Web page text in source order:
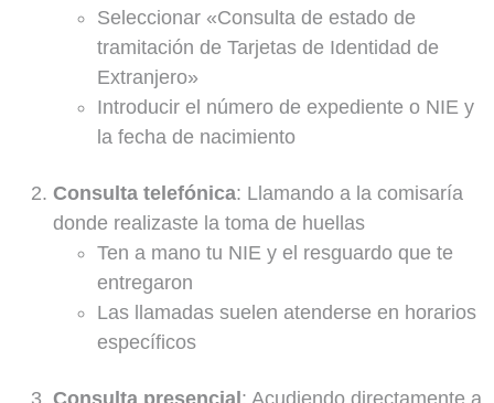
Seleccionar «Consulta de estado de
tramitación de Tarjetas de Identidad de
Extranjero»
Introducir el número de expediente o NIE y
la fecha de nacimiento
Consulta telefónica: Llamando a la comisaría
donde realizaste la toma de huellas
Ten a mano tu NIE y el resguardo que te
entregaron
Las llamadas suelen atenderse en horarios
específicos
Consulta presencial: Acudiendo directamente a